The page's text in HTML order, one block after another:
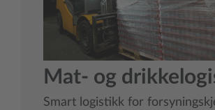
Mat- og
Smart logistikk for